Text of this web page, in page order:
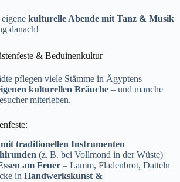
kulturelle Abende mit Tanz & Musik
danach!
& Beduinenkultur
pflegen viele Stämme in Ägyptens
kulturellen Bräuche – und manche
miterleben.
traditionellen Instrumenten
(z. B. bei Vollmond in der Wüste)
am Feuer – Lamm, Fladenbrot, Datteln
in Handwerkskunst &